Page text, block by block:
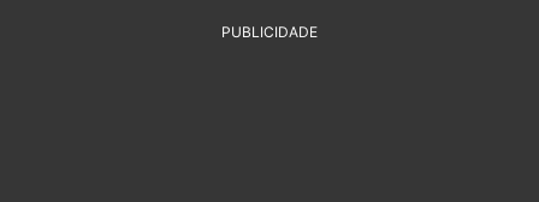
PUBLICIDADE